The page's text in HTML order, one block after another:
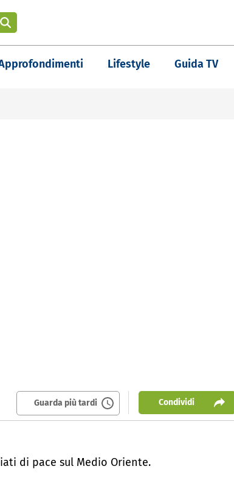
Lifestyle Guida TV
Guarda più tardi Condividi
di pace sul Medio Oriente.